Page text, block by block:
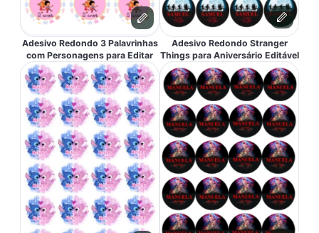
Adesivo Redondo 3 Palavrinhas
com Personagens para Editar
Adesivo Redondo Stranger
Things para Aniversário Editável